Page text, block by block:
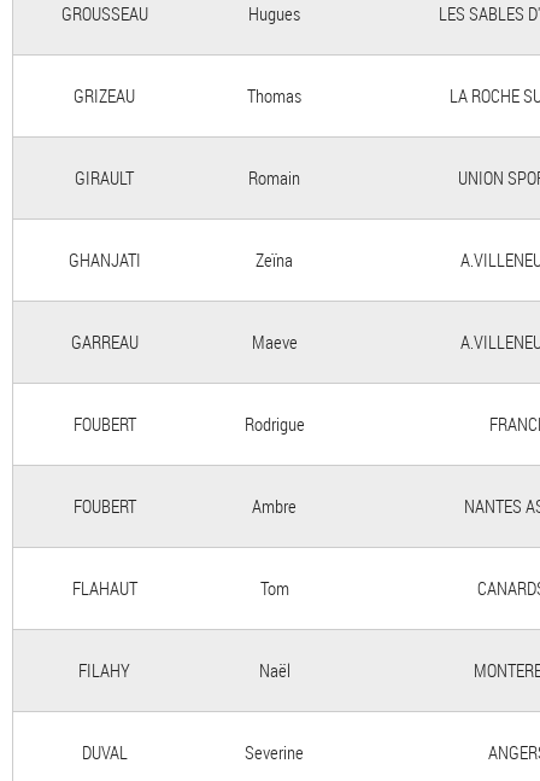
GROUSSEAU Hugues LES SABLES
GRIZEAU Thomas LA ROCHE
GIRAULT Romain UNION
GHANJATI Zeïna
GARREAU Maeve
FOUBERT Rodrigue
FOUBERT Ambre NANTES
FLAHAUT Tom
FILAHY Naël
DUVAL Severine